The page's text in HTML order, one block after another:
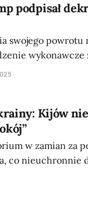
podpisał
swojego powrotu
gender”.
Kijów
w zamian za
co nieuchronnie
minister spraw